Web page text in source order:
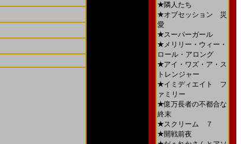
★隣人たち
★オブセッション 災
愛
★スーパーガール
★メリリー・ウィー・
ロール・アロング
★アイ・ワズ・ア・ス
トレンジャー
★イミディエイト フ
ァミリー
★億万長者の不都合な
終末
★スクリーム ７
★開戦前夜